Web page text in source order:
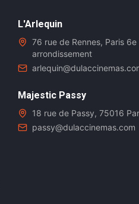
L'Arlequin
76 rue de Rennes, Paris 6e
arrondissement
Majestic Passy
18 rue de Passy, 75016
passy@dulaccinemas.com